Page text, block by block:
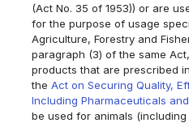
(Act No. 35 of 1953)) or are
for the purpose of usage
Agriculture, Forestry and
paragraph (3) of the same
products that are prescribed
theAct on Securing Quality,
Including Pharmaceuticals
be used for animals